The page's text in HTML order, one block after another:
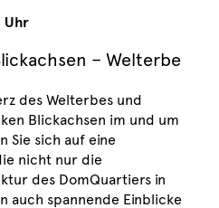
Uhr
– Welterbe
des Welterbes und
Blickachsen im und um
Sie sich auf eine
nicht nur die
des DomQuartiers in
auch spannende Einblicke